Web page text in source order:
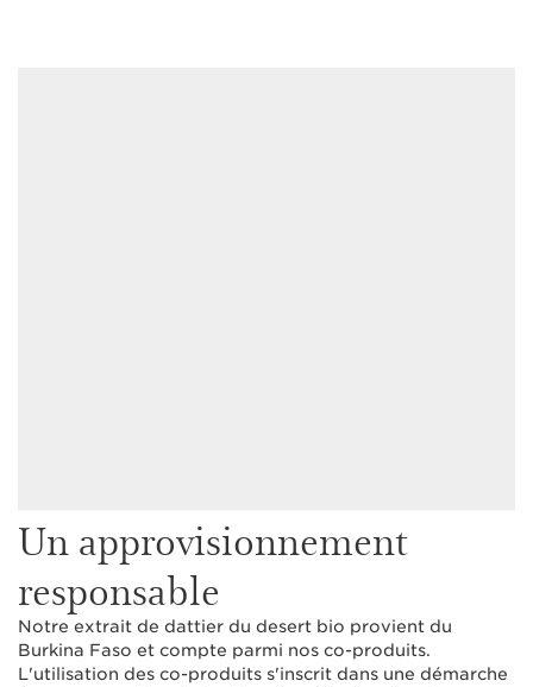
Un approvisionnement
responsable
Notre extrait de dattier du desert bio provient du
Burkina Faso et compte parmi nos co-produits.
L'utilisation des co-produits s'inscrit dans une démarche